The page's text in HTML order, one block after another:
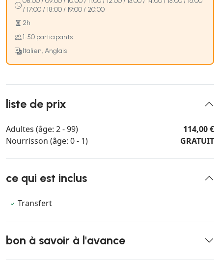
/ 17:00 / 18:00 / 19:00 / 20:00
2h
1-50 participants
Italien, Anglais
liste de prix
Adultes (âge: 2 - 99)
114,00 €
Nourrisson (âge: 0 - 1)
GRATUIT
ce qui est inclus
Transfert
bon à savoir à l'avance